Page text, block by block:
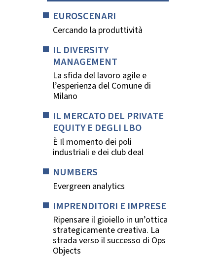
EUROSCENARI
Cercando la produttività
IL DIVERSITY
MANAGEMENT
La sfida del lavoro agile e
l’esperienza del Comune di
Milano
IL MERCATO DEL PRIVATE
EQUITY E DEGLI LBO
È Il momento dei poli
industriali e dei club deal
NUMBERS
Evergreen analytics
IMPRENDITORI E IMPRESE
Ripensare il gioiello in un’ottica
strategicamente creativa. La
strada verso il successo di Ops
Objects